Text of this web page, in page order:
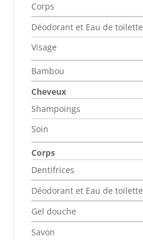
Corps
Déodorant et Eau de toilette
Visage
Bambou
Cheveux
Shampoings
Soin
Corps
Dentifrices
Déodorant et Eau de toilette
Gel douche
Savon